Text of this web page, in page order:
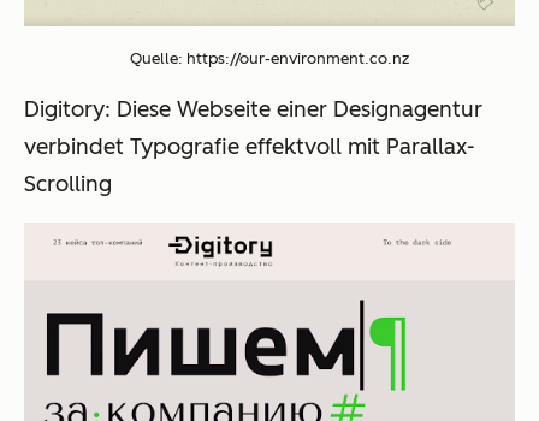
Quelle: https://our-environment.co.nz
Digitory: Diese Webseite einer Designagentur
verbindet Typografie effektvoll mit Parallax-
Scrolling